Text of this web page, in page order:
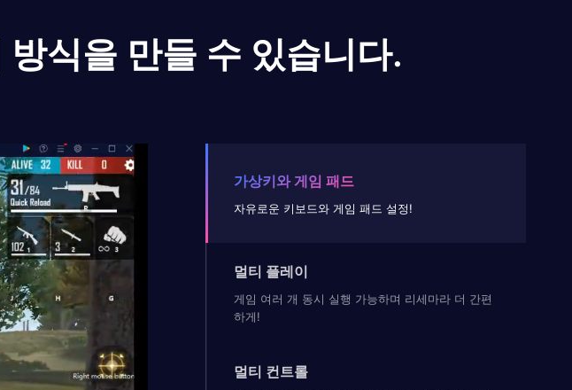
식을 만들 수 있습니다.
가상키와 게임 패드
자유로운 키보드와 게임 패드 설정!
멀티 플레이
게임 여러 개 동시 실행 가능하며 리세마라 더 간편
하게!
멀티 컨트롤